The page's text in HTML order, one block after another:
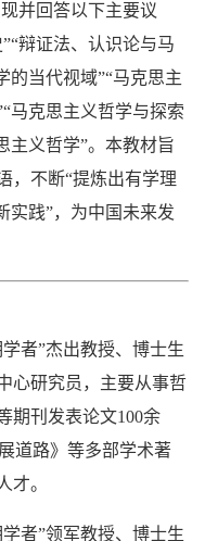
并回答以下主要议
辩证法、认识论与马
的当代视域”“马克思主
马克思主义哲学与探索
主义哲学”。本教材旨
，不断“提炼出有学理
实践”，为中国未来发
者”杰出教授、博士生
心研究员，主要从事哲
期刊发表论文100余
道路》等多部学术著
才。
者”领军教授、博士生